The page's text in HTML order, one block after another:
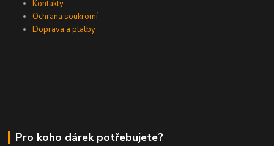
Kontakty
Ochrana soukromí
Doprava a platby
Pro koho dárek potřebujete?